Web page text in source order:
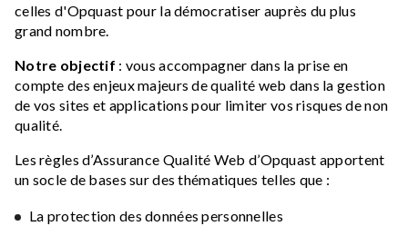
celles d'Opquast pour la démocratiser auprès du plus
grand nombre.
Notre objectif : vous accompagner dans la prise en
compte des enjeux majeurs de qualité web dans la gestion
de vos sites et applications pour limiter vos risques de non
qualité.
Les règles d’Assurance Qualité Web d’Opquast apportent
un socle de bases sur des thématiques telles que :
La protection des données personnelles